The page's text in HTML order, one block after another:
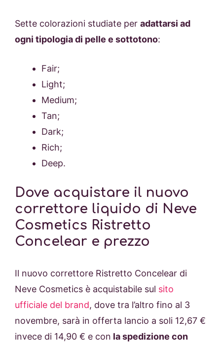
Sette colorazioni studiate per adattarsi ad
ogni tipologia di pelle e sottotono:
Fair;
Light;
Medium;
Tan;
Dark;
Rich;
Deep.
Dove acquistare il nuovo
correttore liquido di Neve
Cosmetics Ristretto
Concelear e prezzo
Il nuovo correttore Ristretto Concelear di
Neve Cosmetics è acquistabile sul sito
ufficiale del brand, dove tra l’altro fino al 3
novembre, sarà in offerta lancio a soli 12,67 €
invece di 14,90 € e con la spedizione con